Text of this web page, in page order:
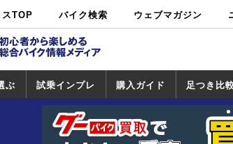
スTOP バイク検索
中古バイ
ク・新車検
カタログ検
索
ショップ検
索
ウェブマガジン
ぶ 試乗インプレ
試乗インプレ
一覧
ホンダ
ヤマハ
スズキ
カワサキ
ハーレー
BMW
トライアンフ
ドゥカティ
購入ガイド
一覧
足つき比